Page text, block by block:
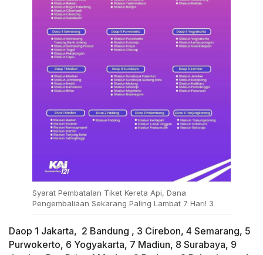
Syarat Pembatalan Tiket Kereta Api, Dana
Pengembaliaan Sekarang Paling Lambat 7 Hari! 3
Daop 1 Jakarta, 2 Bandung , 3 Cirebon, 4 Semarang, 5
Purwokerto, 6 Yogyakarta, 7 Madiun, 8 Surabaya, 9